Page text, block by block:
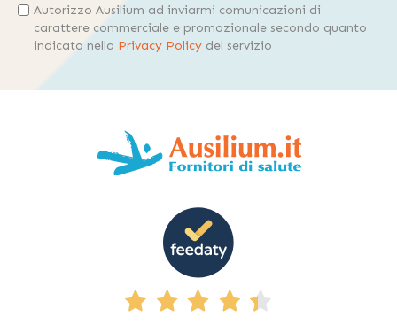
Autorizzo Ausilium ad inviarmi comunicazioni di
carattere commerciale e promozionale secondo quanto
indicato nella Privacy Policy del servizio